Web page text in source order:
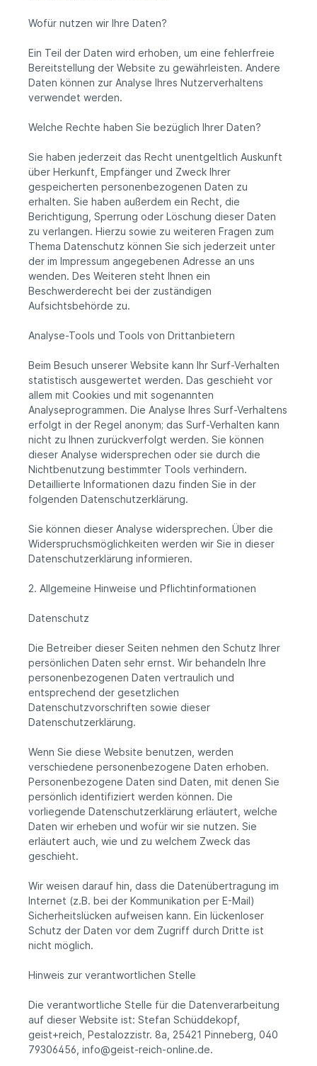
Wofür nutzen wir Ihre Daten?
Ein Teil der Daten wird erhoben, um eine fehlerfreie
Bereitstellung der Website zu gewährleisten. Andere
Daten können zur Analyse Ihres Nutzerverhaltens
verwendet werden.
Welche Rechte haben Sie bezüglich Ihrer Daten?
Sie haben jederzeit das Recht unentgeltlich Auskunft
über Herkunft, Empfänger und Zweck Ihrer
gespeicherten personenbezogenen Daten zu
erhalten. Sie haben außerdem ein Recht, die
Berichtigung, Sperrung oder Löschung dieser Daten
zu verlangen. Hierzu sowie zu weiteren Fragen zum
Thema Datenschutz können Sie sich jederzeit unter
der im Impressum angegebenen Adresse an uns
wenden. Des Weiteren steht Ihnen ein
Beschwerderecht bei der zuständigen
Aufsichtsbehörde zu.
Analyse-Tools und Tools von Drittanbietern
Beim Besuch unserer Website kann Ihr Surf-Verhalten
statistisch ausgewertet werden. Das geschieht vor
allem mit Cookies und mit sogenannten
Analyseprogrammen. Die Analyse Ihres Surf-Verhaltens
erfolgt in der Regel anonym; das Surf-Verhalten kann
nicht zu Ihnen zurückverfolgt werden. Sie können
dieser Analyse widersprechen oder sie durch die
Nichtbenutzung bestimmter Tools verhindern.
Detaillierte Informationen dazu finden Sie in der
folgenden Datenschutzerklärung.
Sie können dieser Analyse widersprechen. Über die
Widerspruchsmöglichkeiten werden wir Sie in dieser
Datenschutzerklärung informieren.
2. Allgemeine Hinweise und Pflichtinformationen
Datenschutz
Die Betreiber dieser Seiten nehmen den Schutz Ihrer
persönlichen Daten sehr ernst. Wir behandeln Ihre
personenbezogenen Daten vertraulich und
entsprechend der gesetzlichen
Datenschutzvorschriften sowie dieser
Datenschutzerklärung.
Wenn Sie diese Website benutzen, werden
verschiedene personenbezogene Daten erhoben.
Personenbezogene Daten sind Daten, mit denen Sie
persönlich identifiziert werden können. Die
vorliegende Datenschutzerklärung erläutert, welche
Daten wir erheben und wofür wir sie nutzen. Sie
erläutert auch, wie und zu welchem Zweck das
geschieht.
Wir weisen darauf hin, dass die Datenübertragung im
Internet (z.B. bei der Kommunikation per E-Mail)
Sicherheitslücken aufweisen kann. Ein lückenloser
Schutz der Daten vor dem Zugriff durch Dritte ist
nicht möglich.
Hinweis zur verantwortlichen Stelle
Die verantwortliche Stelle für die Datenverarbeitung
auf dieser Website ist: Stefan Schüddekopf,
geist+reich, Pestalozzistr. 8a, 25421 Pinneberg, 040
79306456, info@geist-reich-online.de.